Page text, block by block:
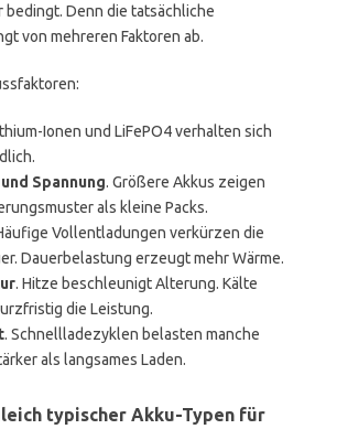
bedingt. Denn die tatsächliche
von mehreren Faktoren ab.
Ionen und LiFePO4 verhalten sich
Spannung. Größere Akkus zeigen
als kleine Packs.
Vollentladungen verkürzen die
Dauerbelastung erzeugt mehr Wärme.
. Hitze beschleunigt Alterung. Kälte
die Leistung.
. Schnellladezyklen belasten manche
als langsames Laden.
typischer Akku-Typen für